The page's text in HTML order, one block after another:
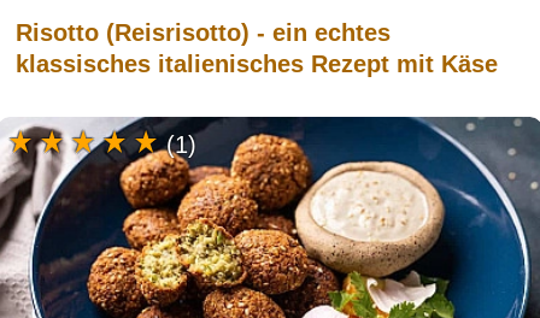
Risotto (Reisrisotto) - ein echtes
klassisches italienisches Rezept mit Käse
(1)